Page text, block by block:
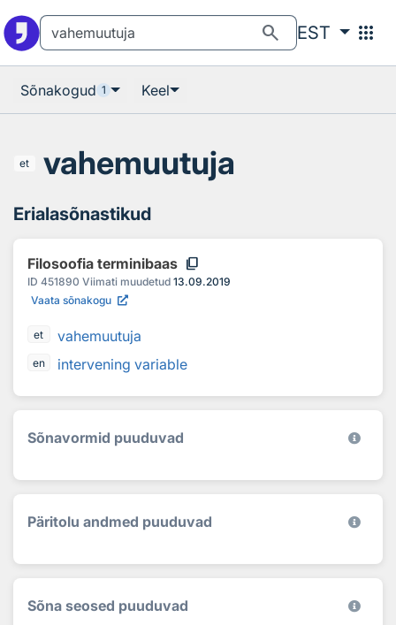
search EST apps
Sõnakogud 1 Keel
et vahemuutuja
Erialasõnastikud
Filosoofia terminibaas content_copy
ID 451890 Viimati muudetud 13.09.2019
Vaata sõnakogu
et vahemuutuja
en intervening variable
Sõnavormid puuduvad
Päritolu andmed puuduvad
Sõna seosed puuduvad